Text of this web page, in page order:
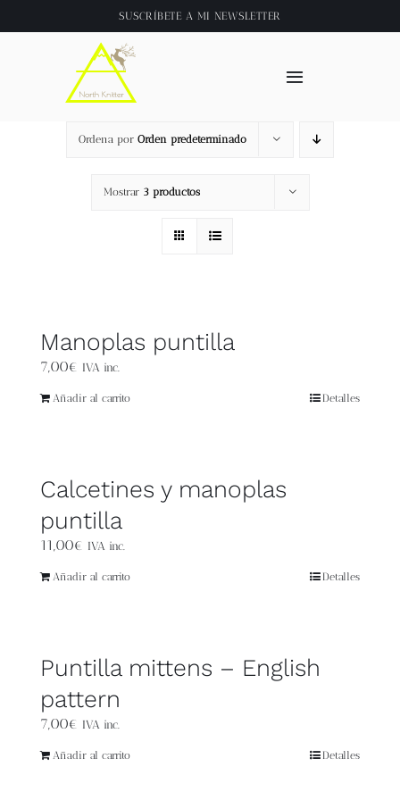
al
SUSCRÍBETE A MI NEWSLETTER
Toggle
Inicio
About
Tienda
Videos
Ordena por Orden predeterminado
Mostrar 3 productos
Manoplas puntilla
7,00€ IVA inc.
Añadir al carrito Detalles
Calcetines y manoplas
puntilla
11,00€ IVA inc.
Añadir al carrito Detalles
Puntilla mittens – English
pattern
7,00€ IVA inc.
Añadir al carrito Detalles